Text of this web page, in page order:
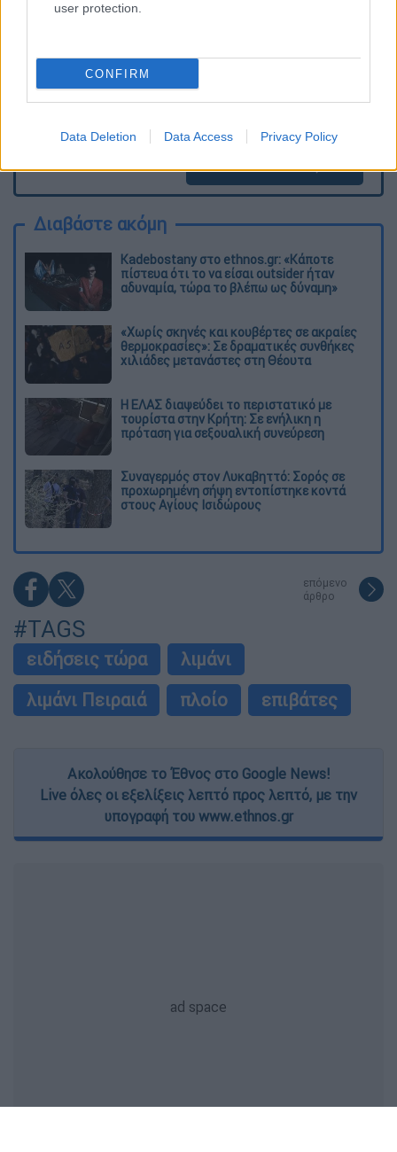
user protection.
CONFIRM
Data Deletion Data Access Privacy Policy
Διαβάστε ακόμη
Kadebostany στο ethnos.gr: «Κάποτε
πίστευα ότι το να είσαι outsider ήταν
αδυναμία, τώρα το βλέπω ως δύναμη»
«Χωρίς σκηνές και κουβέρτες σε ακραίες
θερμοκρασίες»: Σε δραματικές συνθήκες
χιλιάδες μετανάστες στη Θέουτα
Η ΕΛΑΣ διαψεύδει το περιστατικό με
τουρίστα στην Κρήτη: Σε ενήλικη η
πρόταση για σεξουαλική συνεύρεση
Συναγερμός στον Λυκαβηττό: Σορός σε
προχωρημένη σήψη εντοπίστηκε κοντά
στους Αγίους Ισιδώρους
επόμενο
άρθρο
#TAGS
ειδήσεις τώρα
λιμάνι
λιμάνι Πειραιά
πλοίο επιβάτες
Ακολούθησε το Έθνος στο Google News!
Live όλες οι εξελίξεις λεπτό προς λεπτό, με την
υπογραφή του www.ethnos.gr